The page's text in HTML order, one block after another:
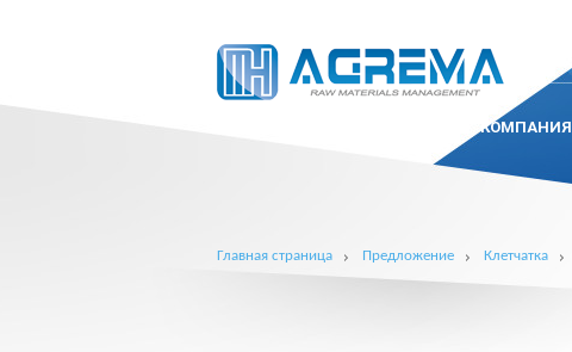
КОМПАНИЯ
Главная страница Предложение Клетчатка